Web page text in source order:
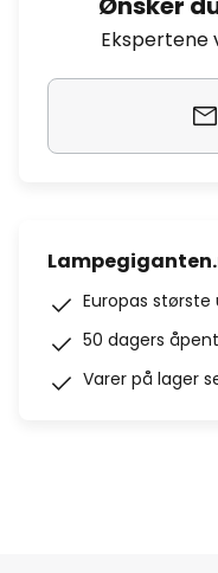
Ekspertene
Europas
50 dagers
Varer på lager